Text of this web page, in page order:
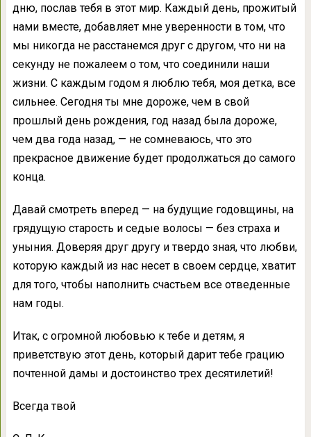
дню, послав тебя в этот мир. Каждый день, прожитый
нами вместе, добавляет мне уверенности в том, что
мы никогда не расстанемся друг с другом, что ни на
секунду не пожалеем о том, что соединили наши
жизни. С каждым годом я люблю тебя, моя детка, все
сильнее. Сегодня ты мне дороже, чем в свой
прошлый день рождения, год назад была дороже,
чем два года назад, — не сомневаюсь, что это
прекрасное движение будет продолжаться до самого
конца.
Давай смотреть вперед — на будущие годовщины, на
грядущую старость и седые волосы — без страха и
уныния. Доверяя друг другу и твердо зная, что любви,
которую каждый из нас несет в своем сердце, хватит
для того, чтобы наполнить счастьем все отведенные
нам годы.
Итак, с огромной любовью к тебе и детям, я
приветствую этот день, который дарит тебе грацию
почтенной дамы и достоинство трех десятилетий!
Всегда твой